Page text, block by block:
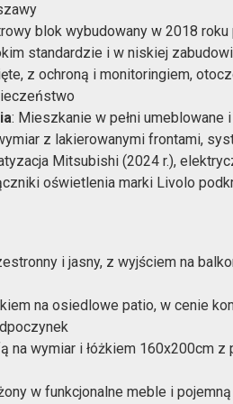
blok wybudowany w 2018
standardzie i w niskiej
z ochroną i monitoringiem,
: Mieszkanie w pełni
z lakierowanymi frontami,
Mitsubishi (2024 r.),
oświetlenia marki Livolo
i jasny, z wyjściem na
na osiedlowe patio, w cenie
na wymiar i łóżkiem 160x200cm z
w funkcjonalne meble i